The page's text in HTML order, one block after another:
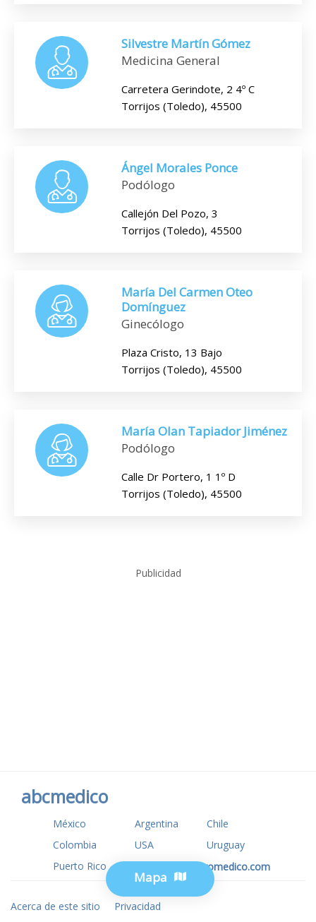
Silvestre Martín Gómez
Medicina General
Carretera Gerindote, 2 4º C
Torrijos (Toledo), 45500
Ángel Morales Ponce
Podólogo
Callejón Del Pozo, 3
Torrijos (Toledo), 45500
María Del Carmen Oteo
Domínguez
Ginecólogo
Plaza Cristo, 13 Bajo
Torrijos (Toledo), 45500
María Olan Tapiador Jiménez
Podólogo
Calle Dr Portero, 1 1º D
Torrijos (Toledo), 45500
Mapa
Publicidad
abcmedico
México Argentina
Chile
Colombia
USA
Uruguay
Puerto Rico
www.tuotromedico.com
Acerca de este sitio Privacidad